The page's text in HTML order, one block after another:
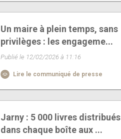
Un maire à plein temps, sans
privilèges : les engageme...
Publié le 12/02/2026 à 11:16
Lire le communiqué de presse
Jarny : 5 000 livres distribués
dans chaque boîte aux ...